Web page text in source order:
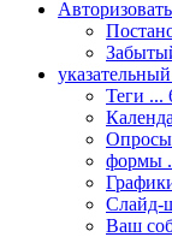
Теги ...
формы
Слайд-
Ваш